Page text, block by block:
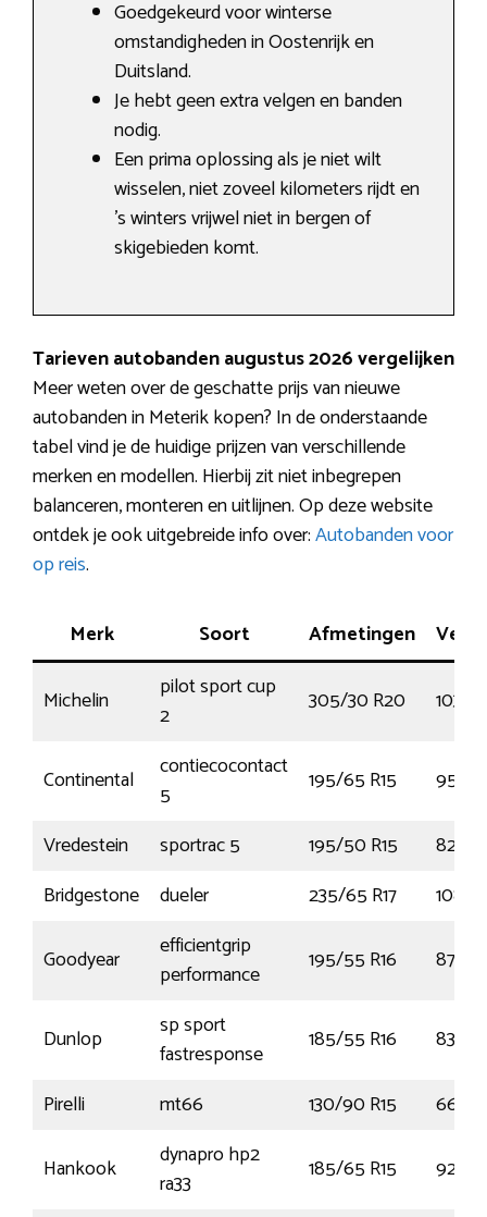
Goedgekeurd voor winterse
omstandigheden in Oostenrijk en
Duitsland.
Je hebt geen extra velgen en banden
nodig.
Een prima oplossing als je niet wilt
wisselen, niet zoveel kilometers rijdt en
’s winters vrijwel niet in bergen of
skigebieden komt.
Tarieven autobanden augustus 2026 vergelijken
Meer weten over de geschatte prijs van nieuwe
autobanden in Meterik kopen? In de onderstaande
tabel vind je de huidige prijzen van verschillende
merken en modellen. Hierbij zit niet inbegrepen
balanceren, monteren en uitlijnen. Op deze website
ontdek je ook uitgebreide info over:Autobanden voor
op reis.
Merk Soort Afmetingen
Michelin
pilot sport cup
2
305/30 R20 103Y
Continental
contiecocontact
5
195/65 R15
95H
Vredestein
sportrac 5 195/50 R15
82V
Bridgestone
dueler 235/65 R17
108V
Goodyear
efficientgrip
performance
195/55 R16 87V
Dunlop
sp sport
fastresponse
185/55 R16
83V
Pirelli
mt66 130/90 R15
66S
Hankook
dynapro hp2
ra33
185/65 R15
92T